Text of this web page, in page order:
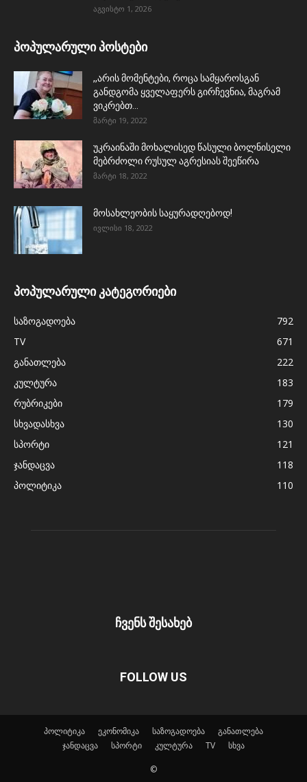
აგვისტო 1, 2026
პოპულარული პოსტები
,,არის მომენტები, როცა სამყაროსგან
განდგომა ყველაფერს გირჩევნია, მაგრამ
ვიკრებთ...
მარტი 19, 2022
უკრაინაში მოხალისედ წასული ბოლნისელი
მებრძოლი რუსულ აგრესიას შეეწირა
მარტი 18, 2022
მოსახლეობის საყურადღებოდ!
ივლისი 18, 2022
პოპულარული კატეგორიები
საზოგადოება
792
TV
671
განათლება
222
კულტურა
183
რუბრიკები
179
სხვადასხვა
130
სპორტი
121
ჯანდაცვა
118
პოლიტიკა
110
ჩვენს შესახებ
FOLLOW US
პოლიტიკა ეკონომიკა საზოგადოება
განათლება
ჯანდაცვა
სპორტი კულტურა TV სხვა
©